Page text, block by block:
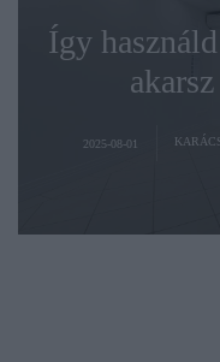
Így
2025-08-01